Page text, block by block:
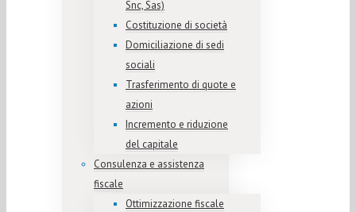
Snc, Sas)
Costituzione di società
Domiciliazione di sedi
sociali
Trasferimento di quote e
azioni
Incremento e riduzione
del capitale
Consulenza e assistenza
fiscale
Ottimizzazione fiscale